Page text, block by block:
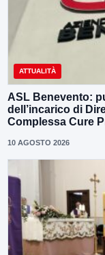
ATTUALITÀ
ASL Benevento:
dell’incarico di
Complessa Cure
10 AGOSTO 2026